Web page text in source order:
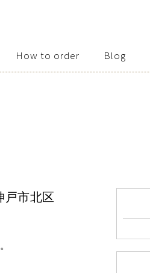
How to order Blog
戸市北区